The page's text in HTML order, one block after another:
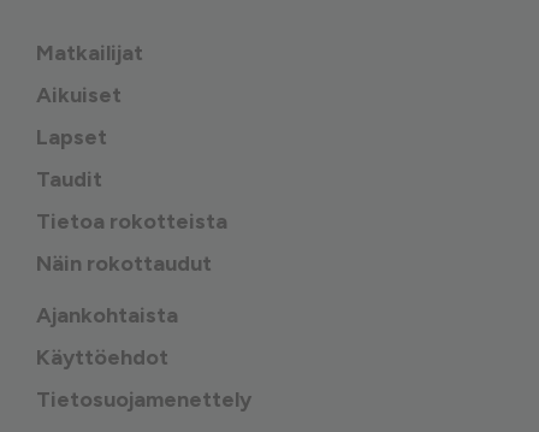
Matkailijat
Aikuiset
Lapset
Taudit
Tietoa rokotteista
Näin rokottaudut
Ajankohtaista
Käyttöehdot
Tietosuojamenettely